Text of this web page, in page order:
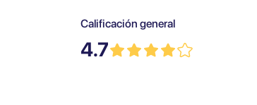
Calificación general
4.7